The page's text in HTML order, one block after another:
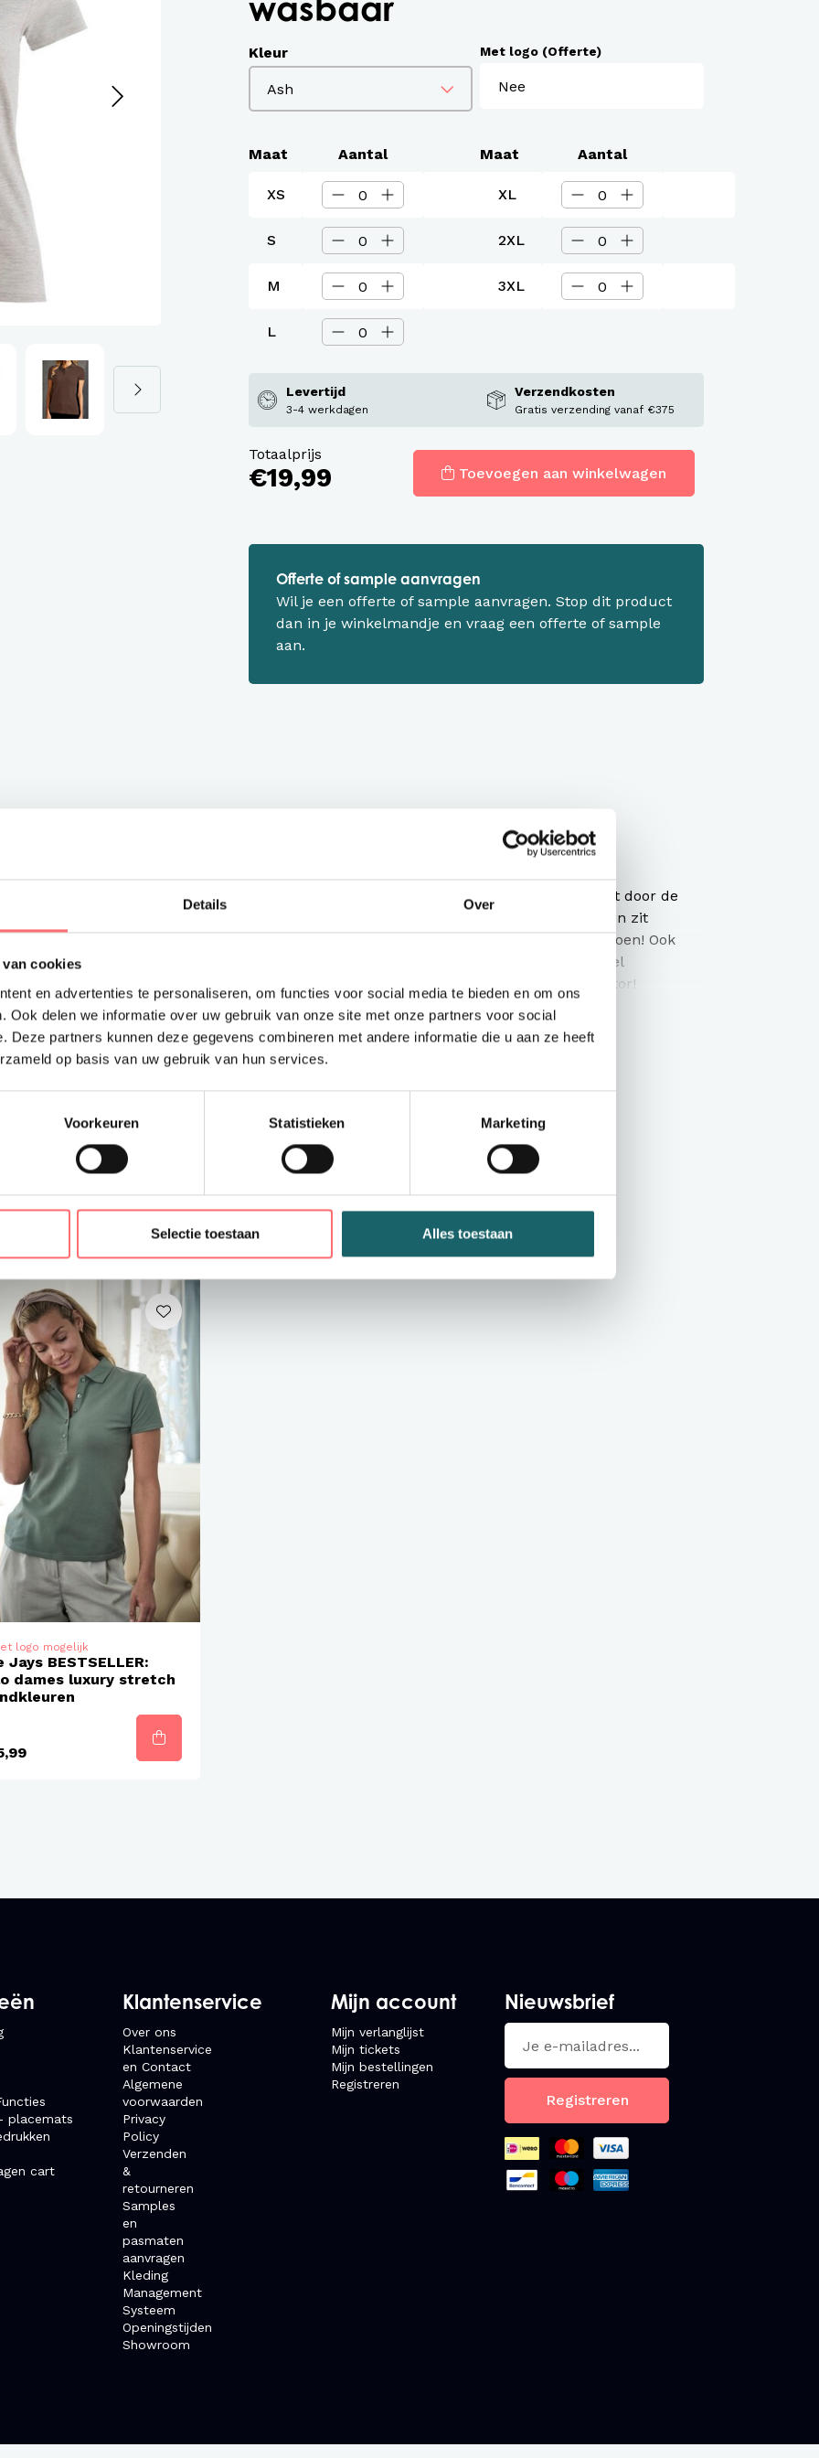
Details Over
van cookies
en advertenties te personaliseren, om functies voor social media te bieden en om ons
Ook delen we informatie over uw gebruik van onze site met onze partners voor social
Deze partners kunnen deze gegevens combineren met andere informatie die u aan ze heeft
op basis van uw gebruik van hun services.
Voorkeuren Statistieken Marketing
Selectie toestaan Alles toestaan
en overalls Workwear
Kleur Met logo (Offerte)
Maat Aantal
XS
S
M
L
Maat Aantal
XL
2XL
3XL
Levertijd
3-4 werkdagen
Verzendkosten
Gratis verzending vanaf €375
Totaalprijs
€19,99 Toevoegen aan winkelwagen
Offerte of sample aanvragen
Wil je een offerte of sample aanvragen. Stop dit product
dan in je winkelmandje en vraag een offerte of sample
aan.
Comfortabele werkpolo
Super comfortabel om in te werken. Deze polo heeft door de
zijsplitten een modieus geoptimaliseerde pasvorm en zit
heerlijk. Dat komt mede door de 100% gekamde katoen! Ook
beschikbaar in een heren variant. Deze polo met veel
bewegingsvrijheid is geschikt voor elk denkbare sector!
Materiaal: 100% Katoen (Sports Grey: 85% Katoen / 15%
Polyester), (Ash: 99% Katoen / 1% Polyester).
60 °C wasbaar
Chemische reiniging mogelijk
Strijken toegelaten
Toon meer
logo mogelijk
Jays BESTSELLER:
dames luxury stretch
placemats
cart
Klantenservice
Over ons
Klantenservice
en Contact
Algemene
voorwaarden
Privacy
Policy
Verzenden
&
retourneren
Samples
en
pasmaten
aanvragen
Kleding
Management
Systeem
Openingstijden
Showroom
Mijn account
Mijn verlanglijst
Mijn tickets
Mijn bestellingen
Registreren
Nieuwsbrief
Registreren